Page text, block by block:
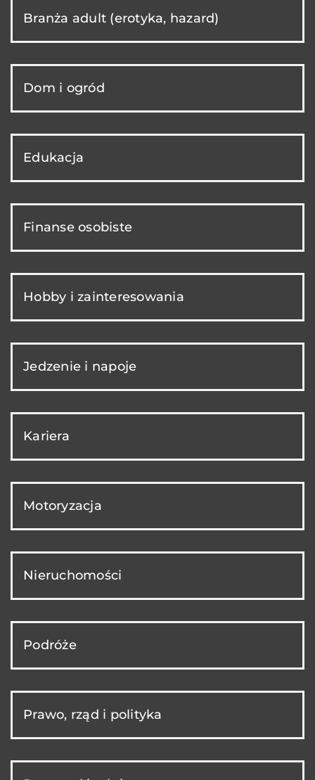
Branża adult (erotyka, hazard)
Dom i ogród
Edukacja
Finanse osobiste
Hobby i zainteresowania
Jedzenie i napoje
Kariera
Motoryzacja
Nieruchomości
Podróże
Prawo, rząd i polityka